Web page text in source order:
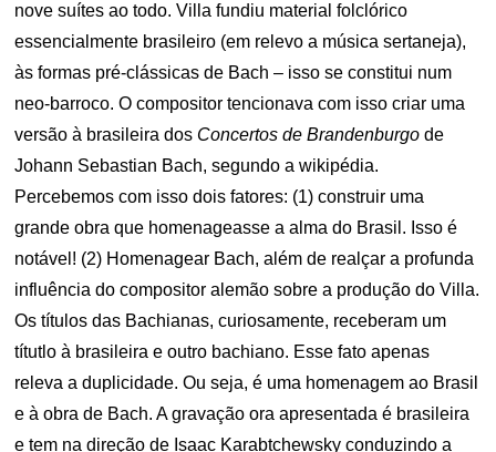
nove suítes ao todo. Villa fundiu material folclórico
essencialmente brasileiro (em relevo a música sertaneja),
às formas pré-clássicas de Bach – isso se constitui num
neo-barroco. O compositor tencionava com isso criar uma
versão à brasileira dos Concertos de Brandenburgode
Johann Sebastian Bach, segundo a wikipédia.
Percebemos com isso dois fatores: (1) construir uma
grande obra que homenageasse a alma do Brasil. Isso é
notável! (2) Homenagear Bach, além de realçar a profunda
influência do compositor alemão sobre a produção do Villa.
Os títulos das Bachianas, curiosamente, receberam um
títutlo à brasileira e outro bachiano. Esse fato apenas
releva a duplicidade. Ou seja, é uma homenagem ao Brasil
e à obra de Bach. A gravação ora apresentada é brasileira
e tem na direção de Isaac Karabtchewsky conduzindo a